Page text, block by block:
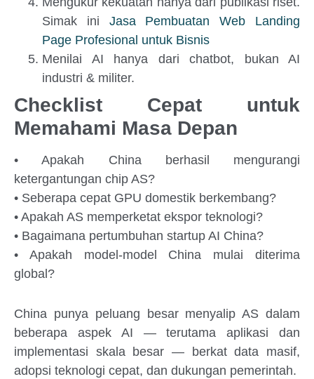
Simak ini Jasa Pembuatan Web Landing
Page Profesional untuk Bisnis
Menilai AI hanya dari chatbot, bukan AI
industri & militer.
Checklist Cepat untuk
Memahami Masa Depan
• Apakah China berhasil mengurangi
ketergantungan chip AS?
• Seberapa cepat GPU domestik berkembang?
• Apakah AS memperketat ekspor teknologi?
• Bagaimana pertumbuhan startup AI China?
• Apakah model-model China mulai diterima
global?
China punya peluang besar menyalip AS dalam
beberapa aspek AI — terutama aplikasi dan
implementasi skala besar — berkat data masif,
adopsi teknologi cepat, dan dukungan pemerintah.